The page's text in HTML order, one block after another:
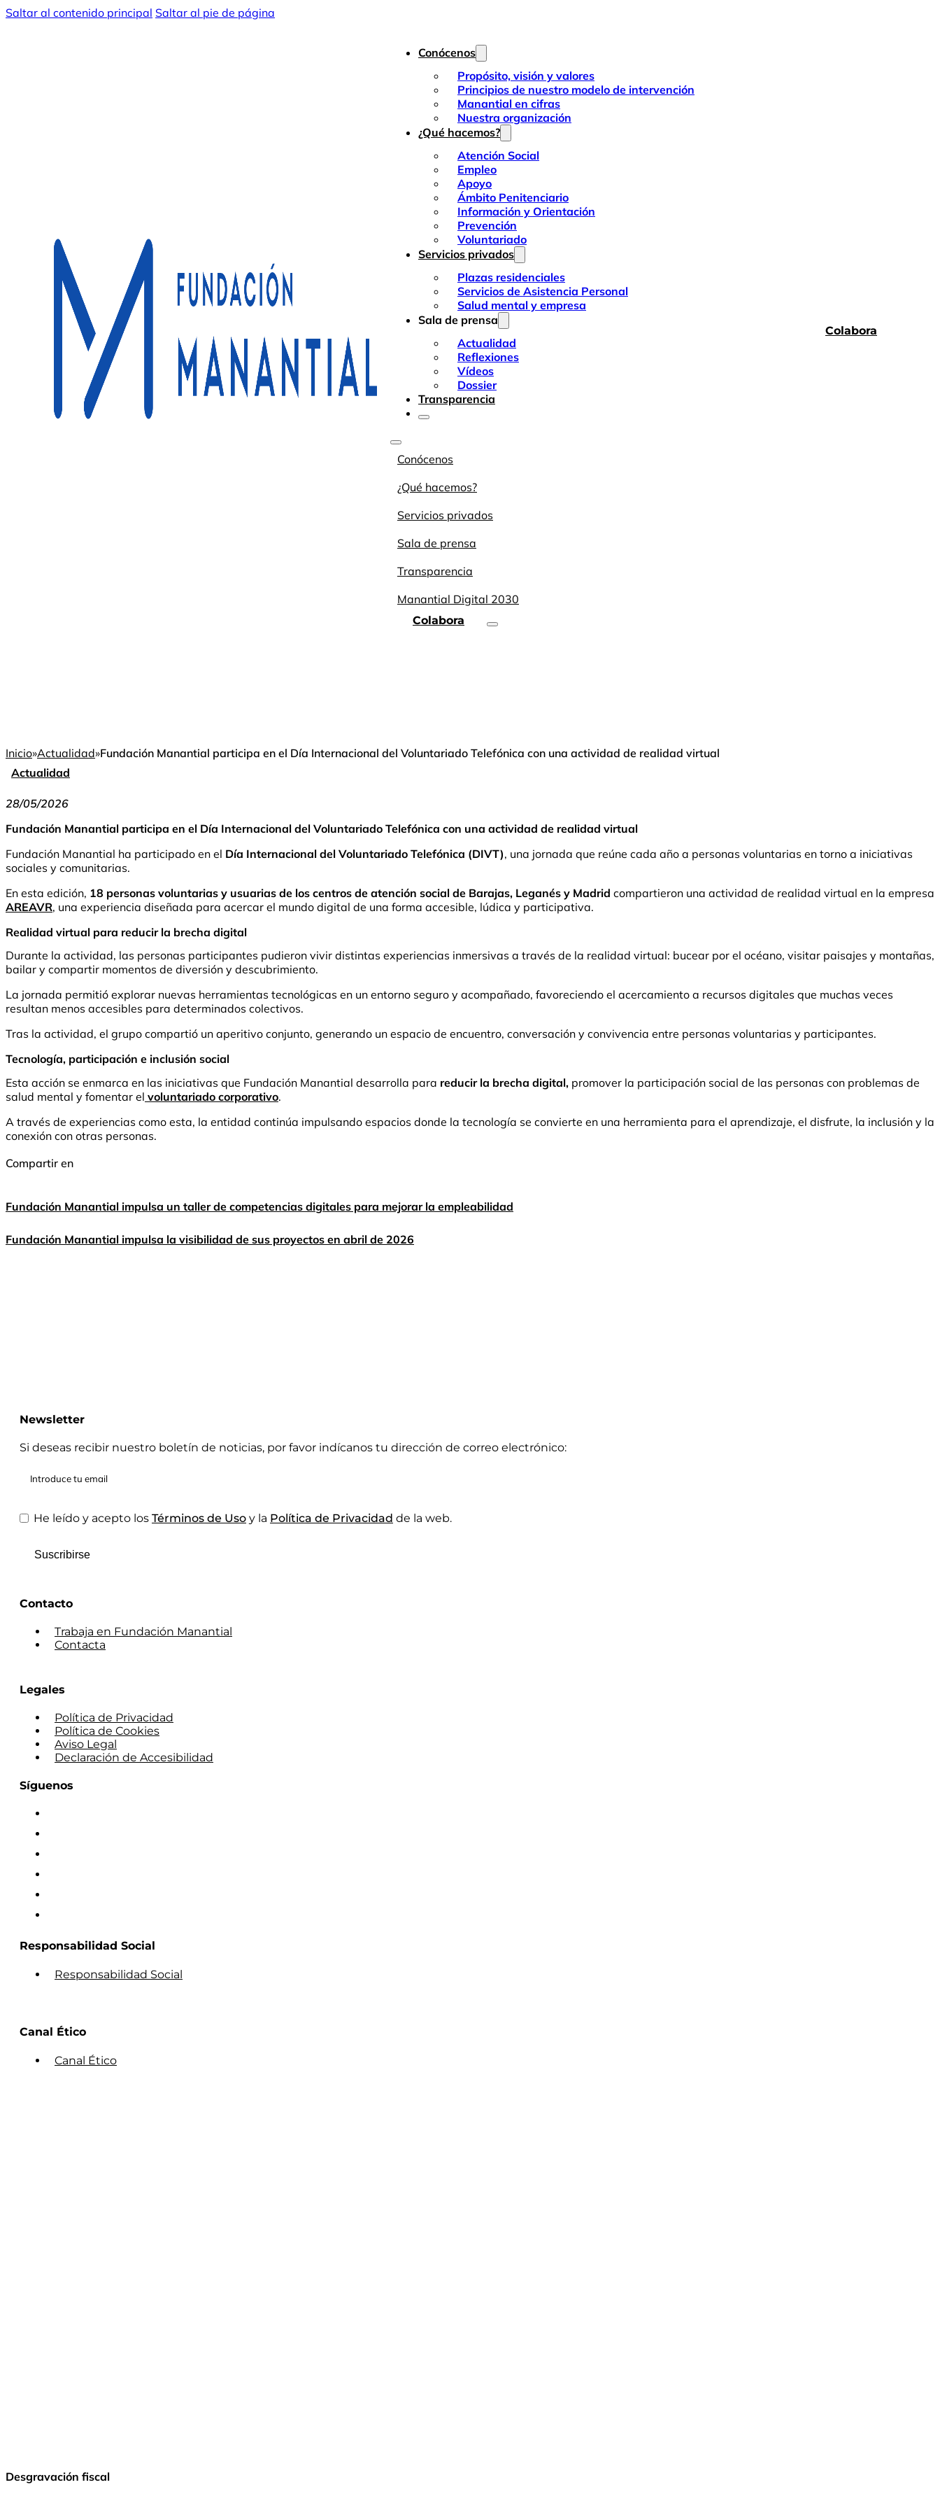
Saltar al contenido principal Saltar al pie de página
Conócenos
Propósito, visión y valores
Principios de nuestro modelo de intervención
Manantial en cifras
Nuestra organización
¿Qué hacemos?
Atención Social
Empleo
Apoyo
Ámbito Penitenciario
Información y Orientación
Prevención
Voluntariado
Servicios privados
Plazas residenciales
Servicios de Asistencia Personal
Salud mental y empresa
Sala de prensa
Actualidad
Reflexiones
Vídeos
Dossier
Transparencia
Conócenos
¿Qué hacemos?
Servicios privados
Sala de prensa
Transparencia
Manantial Digital 2030
Colabora
Colabora
Inicio»Actualidad»Fundación Manantial participa en el Día Internacional del Voluntariado Telefónica con una actividad de realidad virtual
Actualidad
28/05/2026
Fundación Manantial participa en el Día Internacional del Voluntariado Telefónica con una actividad de realidad virtual
Fundación Manantial ha participado en el Día Internacional del Voluntariado Telefónica (DIVT), una jornada que reúne cada año a personas voluntarias en torno a iniciativas
sociales y comunitarias.
En esta edición, 18 personas voluntarias y usuarias de los centros de atención social de Barajas, Leganés y Madrid compartieron una actividad de realidad virtual en la empresa
AREAVR, una experiencia diseñada para acercar el mundo digital de una forma accesible, lúdica y participativa.
Realidad virtual para reducir la brecha digital
Durante la actividad, las personas participantes pudieron vivir distintas experiencias inmersivas a través de la realidad virtual: bucear por el océano, visitar paisajes y montañas,
bailar y compartir momentos de diversión y descubrimiento.
La jornada permitió explorar nuevas herramientas tecnológicas en un entorno seguro y acompañado, favoreciendo el acercamiento a recursos digitales que muchas veces
resultan menos accesibles para determinados colectivos.
Tras la actividad, el grupo compartió un aperitivo conjunto, generando un espacio de encuentro, conversación y convivencia entre personas voluntarias y participantes.
Tecnología, participación e inclusión social
Esta acción se enmarca en las iniciativas que Fundación Manantial desarrolla para reducir la brecha digital, promover la participación social de las personas con problemas de
salud mental y fomentar el voluntariado corporativo.
A través de experiencias como esta, la entidad continúa impulsando espacios donde la tecnología se convierte en una herramienta para el aprendizaje, el disfrute, la inclusión y la
conexión con otras personas.
Compartir en
Fundación Manantial impulsa un taller de competencias digitales para mejorar la empleabilidad
Fundación Manantial impulsa la visibilidad de sus proyectos en abril de 2026
Newsletter
Si deseas recibir nuestro boletín de noticias, por favor indícanos tu dirección de correo electrónico:
He leído y acepto los Términos de Uso y la Política de Privacidad de la web.
Suscribirse
Contacto
Trabaja en Fundación Manantial
Contacta
Legales
Política de Privacidad
Política de Cookies
Aviso Legal
Declaración de Accesibilidad
Síguenos
Responsabilidad Social
Responsabilidad Social
Canal Ético
Canal Ético
Desgravación fiscal